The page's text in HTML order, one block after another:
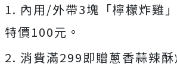
1. 內用/外帶3塊「檸檬炸雞
特價100元。
2. 消費滿299即贈蔥香蒜辣